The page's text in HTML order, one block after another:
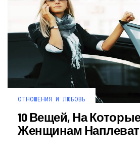
ОТНОШЕНИЯ И ЛЮБОВЬ
10 Вещей, На
Женщинам